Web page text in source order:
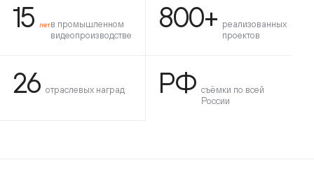
15 летв промышленном
видеопроизводстве
800+ реализованных
проектов
26 отраслевых наград РФ съёмки по всей
России